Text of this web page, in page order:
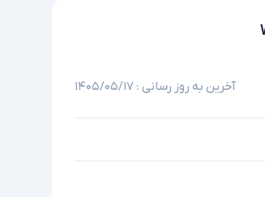
آخرین به روز رسانی : ۱۴۰۵/۰۵/۱۷